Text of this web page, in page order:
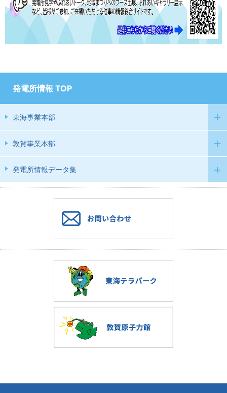
発電所情報 TOP
東海事業本部
敦賀事業本部
発電所情報データ集